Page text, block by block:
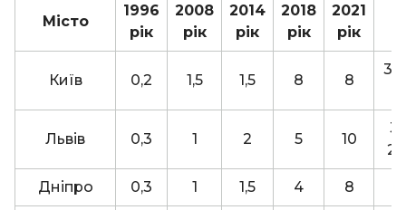
Місто
1996
рік
2008
рік
2014
рік
2018
рік
2021
рік
Київ 0,2 1,5 1,5 8 8
30
Львів 0,3 1 2 5 10
Дніпро 0,3 1 1,5 4 8